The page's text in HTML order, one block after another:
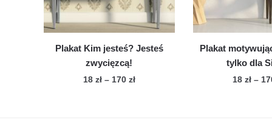
stronie
produktu
Plakat Kim jesteś? Jesteś
zwycięzcą!
18 zł – 170 złZakres
Plakat
tylko dla
18 zł –